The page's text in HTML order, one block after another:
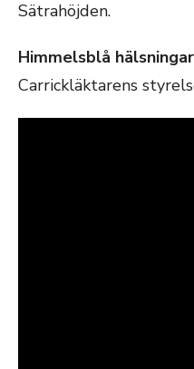
Sätrahöjden.
Himmelsblå hälsningar
Carrickläktarens